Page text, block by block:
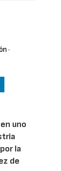
·
uno
la
de